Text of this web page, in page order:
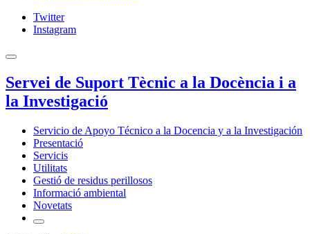
Twitter
Instagram
Servei de Suport Tècnic a la Docència i a
la Investigació
Servicio de Apoyo Técnico a la Docencia y a la Investigación
Presentació
Servicis
Utilitats
Gestió de residus perillosos
Informació ambiental
Novetats